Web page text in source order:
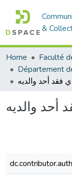
&
Home
أحد والديه